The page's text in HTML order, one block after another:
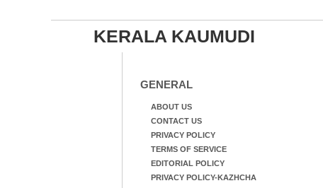
KERALA KAUMUDI
GENERAL
ABOUT US
CONTACT US
PRIVACY POLICY
TERMS OF SERVICE
EDITORIAL POLICY
PRIVACY POLICY-KAZHCHA